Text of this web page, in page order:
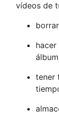
vídeos de
tener